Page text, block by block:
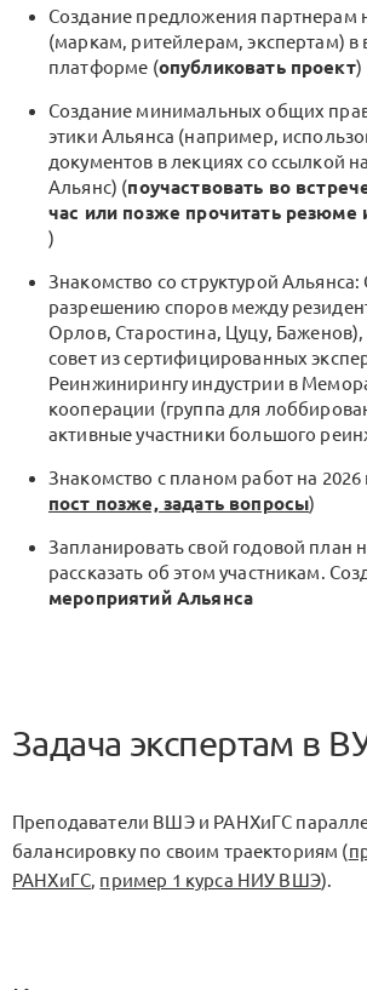
Создание предложения партнерам
(маркам, ритейлерам, экспертам) в
платформе (опубликовать проект)
Создание минимальных общих
этики Альянса (например,
документов в лекциях со ссылкой
Альянс) (поучаствовать во
час или позже прочитать резюме
)
Знакомство со структурой Альянса:
разрешению споров между
Орлов, Старостина, Цуцу,
совет из сертифицированных
Реинжинирингу индустрии в
кооперации (группа для
активные участники большого
Знакомство с планом работ на 2026
пост позже, задать вопросы)
Запланировать свой годовой план
рассказать об этом участникам.
мероприятий Альянса
Задача экспертам в
Преподаватели ВШЭ и РАНХиГС
балансировку по своим траекториям (
РАНХиГС, пример 1 курса НИУ ВШЭ).